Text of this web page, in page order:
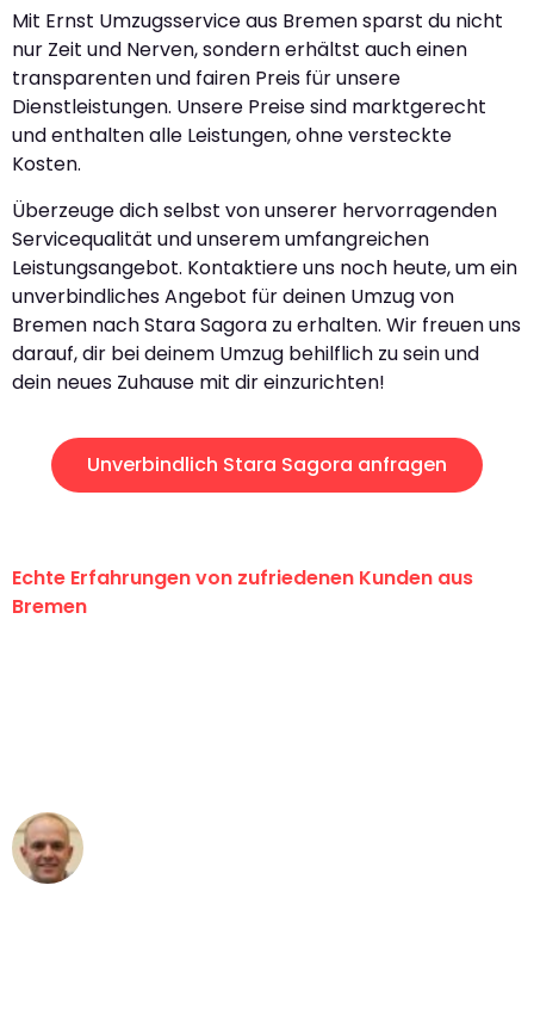
Mit Ernst Umzugsservice aus Bremen sparst du nicht
nur Zeit und Nerven, sondern erhältst auch einen
transparenten und fairen Preis für unsere
Dienstleistungen. Unsere Preise sind marktgerecht
und enthalten alle Leistungen, ohne versteckte
Kosten.
Überzeuge dich selbst von unserer hervorragenden
Servicequalität und unserem umfangreichen
Leistungsangebot. Kontaktiere uns noch heute, um ein
unverbindliches Angebot für deinen Umzug von
Bremen nach Stara Sagora zu erhalten. Wir freuen uns
darauf, dir bei deinem Umzug behilflich zu sein und
dein neues Zuhause mit dir einzurichten!
Unverbindlich Stara Sagora anfragen
Echte Erfahrungen von zufriedenen Kunden aus
Bremen